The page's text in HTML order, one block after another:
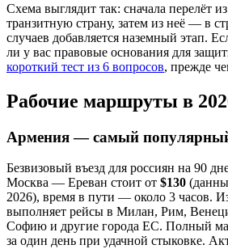
Схема выглядит так: сначала перелёт
транзитную страну, затем из неё — в
случаев добавляется наземный этап.
ли у вас правовые основания для
короткий тест из 6 вопросов, прежде
Рабочие маршруты в
Армения — самый
Безвизовый въезд для россиян на 90
Москва — Ереван стоит от $130
2026), время в пути — около 3 часов.
выполняет рейсы в Милан, Рим,
Софию и другие города ЕС. Полный
за один день при удачной стыковке.